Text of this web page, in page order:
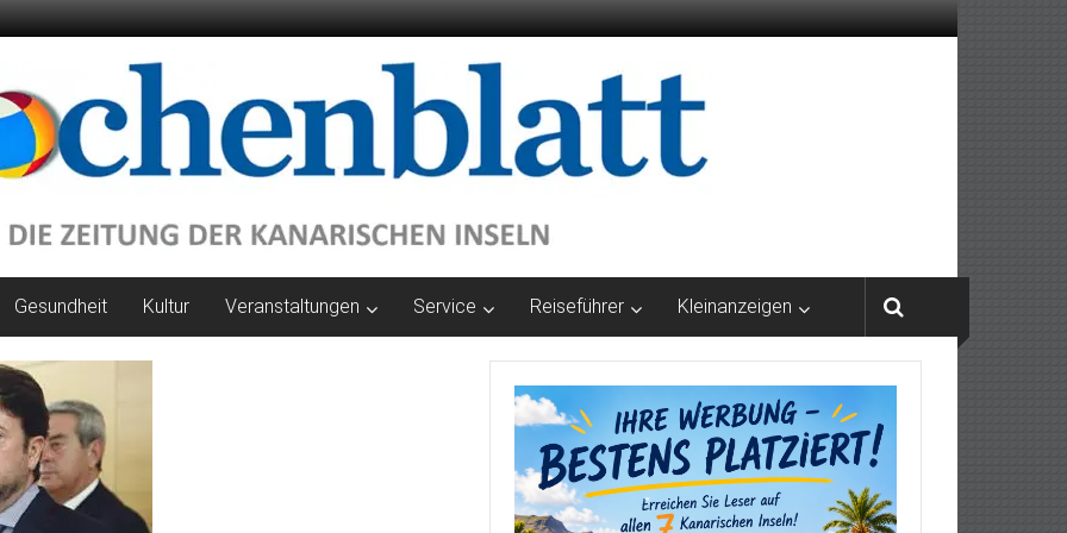
Gesundheit Kultur Veranstaltungen Service Reiseführer Kleinanzeigen